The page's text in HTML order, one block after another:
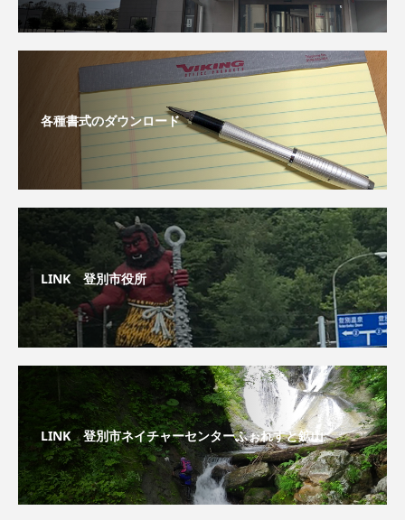
各種書式のダウンロード
LINK 登別市役所
LINK 登別市ネイチャーセンターふぉれすと鉱山